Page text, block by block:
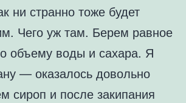
ни странно тоже будет
Чего уж там. Берем равное
объему воды и сахара. Я
— оказалось довольно
сироп и после закипания